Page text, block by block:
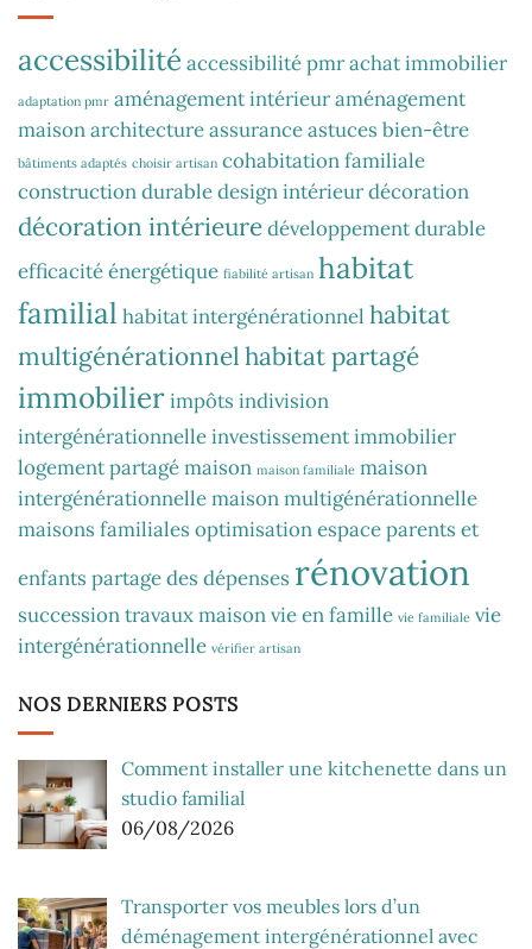
accessibilité accessibilité pmrachat immobilier
adaptation pmr aménagement intérieuraménagement
maisonarchitectureassuranceastuces bien-être
bâtiments adaptés choisir artisan cohabitation familiale
construction durabledesign intérieurdécoration
décoration intérieuredéveloppement durable
efficacité énergétique fiabilité artisan habitat
familial habitat intergénérationnel habitat
multigénérationnelhabitat partagé
immobilierimpôts indivision
intergénérationnelleinvestissement immobilier
logement partagémaison maison familiale maison
intergénérationnellemaison multigénérationnelle
maisons familiales optimisation espaceparents et
enfants partage des dépenses rénovation
successiontravaux maisonvie en famille vie familiale vie
intergénérationnelle vérifier artisan
NOS DERNIERS POSTS
Comment installer une kitchenette dans un
studio familial
06/08/2026
Transporter vos meubles lors d’un
déménagement intergénérationnel avec